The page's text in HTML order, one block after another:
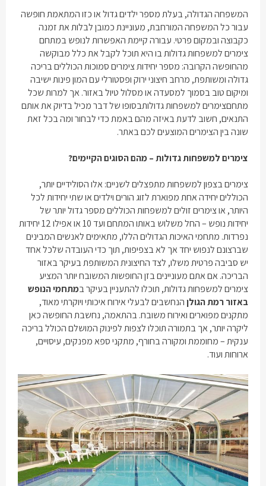
המשפחה הגדולה, בעלת מספר ילדים גדול או כזו המתאמת חופשה
עבור כל המשפחה המורחבת, מעוניינת כמובן לבלות את זמנה
כקבוצה ובמקום פרטי. עבורה קיימת האפשרות לנופש במתחם
צימרים למשפחות גדולותבו היא תוכל לקבל את כלל מבוקשה
מהחופשה הקרובה: מספר יחידות צימרים סמוכות הכוללים בריכה
גדולה ומשותפת, מרחב חיצוני ירוק ופסטורלי עם המון פינות ישיבה
ומיקום טוב בסמוך למסעדה או מסלול טיול באזור. אך למרות שכל
מתחםצימרים למשפחות גדולותבסופו של דבר מכיל בדיוק את אותם
התנאים, חשוב לדעת באיזה מהם באמת כדי לבחור ומה בכל זאת
שונה בין הצימרים המוצעים לכם באתר.
צימרים למשפחות גדולות – מהם הסוגים הקיימים?
צימרים בצפון למשפחותמתפצלים לשניים: אלו הסולידיים יותר,
הכוללים יחידה אחת מפוארת לזוג הורים וילדים או שתי יחידות לכל
היותר, אוצימרים זולים למשפחותהכוללים מספר גדול יותר של
יחידות נופש – החל משלוש באותו המתחם ועד 10 או אפילו 12 יחידות
נפרדות. מתחמי האיכות הגדולים הללו, מתאימים לאנשים המבינים
שברצונם לנפוש יחד אך לא בצפיפות, תוך כדי העובדה שלכל אחד
יש סביבה פרטית משלו, לצד החיצונית המשותפת בעיקר באזור
הבריכה. אם אתם מעוניינים בזן החופשות המשובח יותר המציע
צימרים למשפחות גדולות, תוכלו להתעניין בעיקר במתחמי הנופש
באזור רמת הגולןהנחשבים לבעלי אירוח איכותי ויוקרתי מאוד,
מתקנים מפוארים ואירוח משובח. בהתאמה, נחשבת החופשה כאן
ליקרה יותר, אך בתמורה תוכלו לצפות לפינוק המושלם הכולל בריכה
ענקית – מחוממת ומקורה בחורף, מתקני ספא מפנקים, עיסויים,
ארוחות ועוד.